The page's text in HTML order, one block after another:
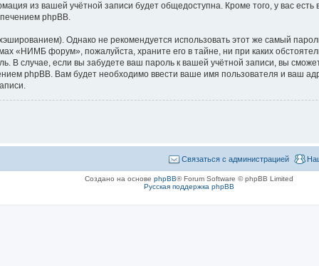
из вашей учётной записи будет общедоступна. Кроме того, у вас
phpBB.
Однако не рекомендуется использовать этот же самый
«НИМБ форум», пожалуйста, храните его в тайне, ни при каких
В случае, если вы забудете ваш пароль к вашей учётной записи, вы
phpBB. Вам будет необходимо ввести ваше имя пользователя и ваш
Связаться с администрацией
Создано на основе phpBB® Forum Software © phpBB Limited
Русская поддержка phpBB